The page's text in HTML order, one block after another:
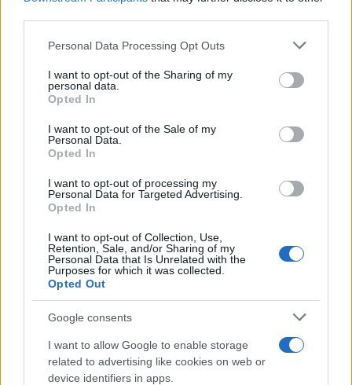
Please note that this website/app uses one or more Google
not limited to your visit or usage behaviour. You may click to
grant or deny consent to Google and its third-party tags to
use your data for below specified purposes in below Google
consent section.
Personal Data Processing Opt Outs
I want to opt-out of the Sharing of my
personal data.
Opted In
I want to opt-out of the Sale of my
Personal Data.
Opted In
I want to opt-out of processing my
Personal Data for Targeted Advertising.
Opted In
I want to opt-out of Collection, Use,
Retention, Sale, and/or Sharing of my
Personal Data that Is Unrelated with the
Purposes for which it was collected.
Opted Out
Google consents
I want to allow Google to enable storage
related to advertising like cookies on web or
device identifiers in apps.
AUTORE